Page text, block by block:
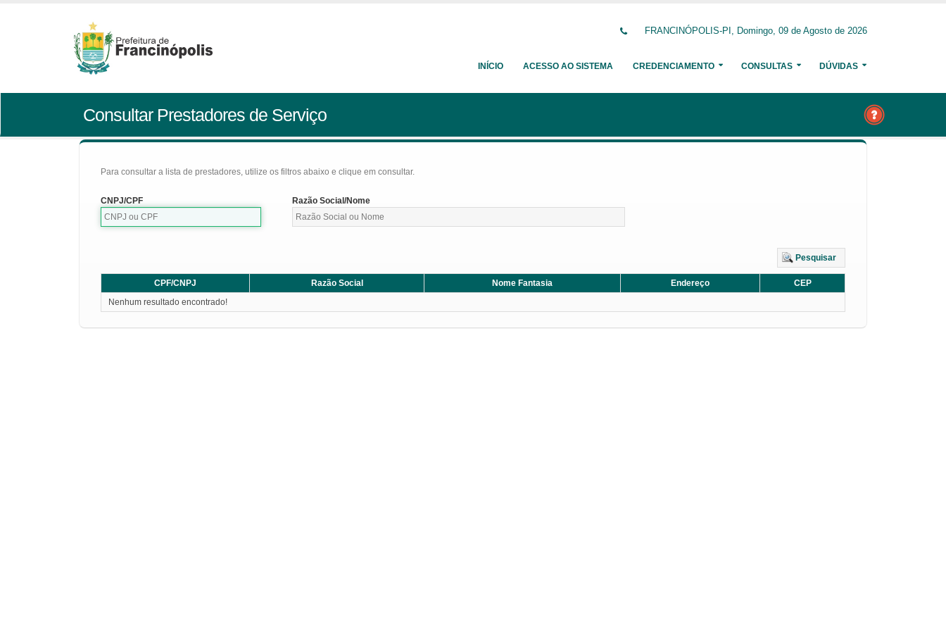
FRANCINÓPOLIS-PI, Domingo, 09 de Agosto de 2026
INÍCIO ACESSO AO SISTEMA CREDENCIAMENTO CONSULTAS DÚVIDAS
Consultar Prestadores de Serviço
Para consultar a lista de prestadores, utilize os filtros abaixo e clique em consultar.
CNPJ/CPF Razão Social/Nome
Pesquisar
CPF/CNPJ Razão Social Nome Fantasia Endereço
CEP
Nenhum resultado encontrado!